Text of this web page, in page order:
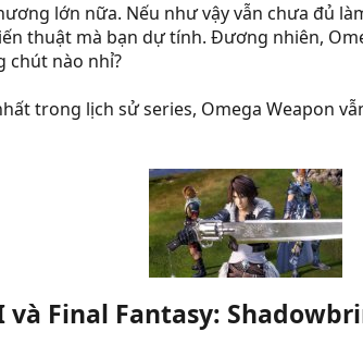
lớn nữa. Nếu như vậy vẫn chưa đủ
thuật mà bạn dự tính. Đương nhiên,
chút nào nhỉ?
trong lịch sử series, Omega Weapon
và Final Fantasy: